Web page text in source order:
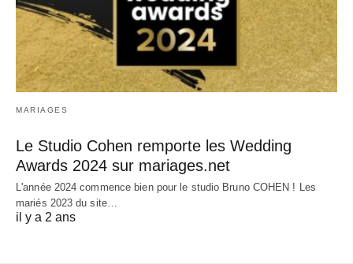
MARIAGES
Le Studio Cohen remporte les Wedding
Awards 2024 sur mariages.net
L'année 2024 commence bien pour le studio Bruno COHEN ! Les
mariés 2023 du site…
il y a 2 ans